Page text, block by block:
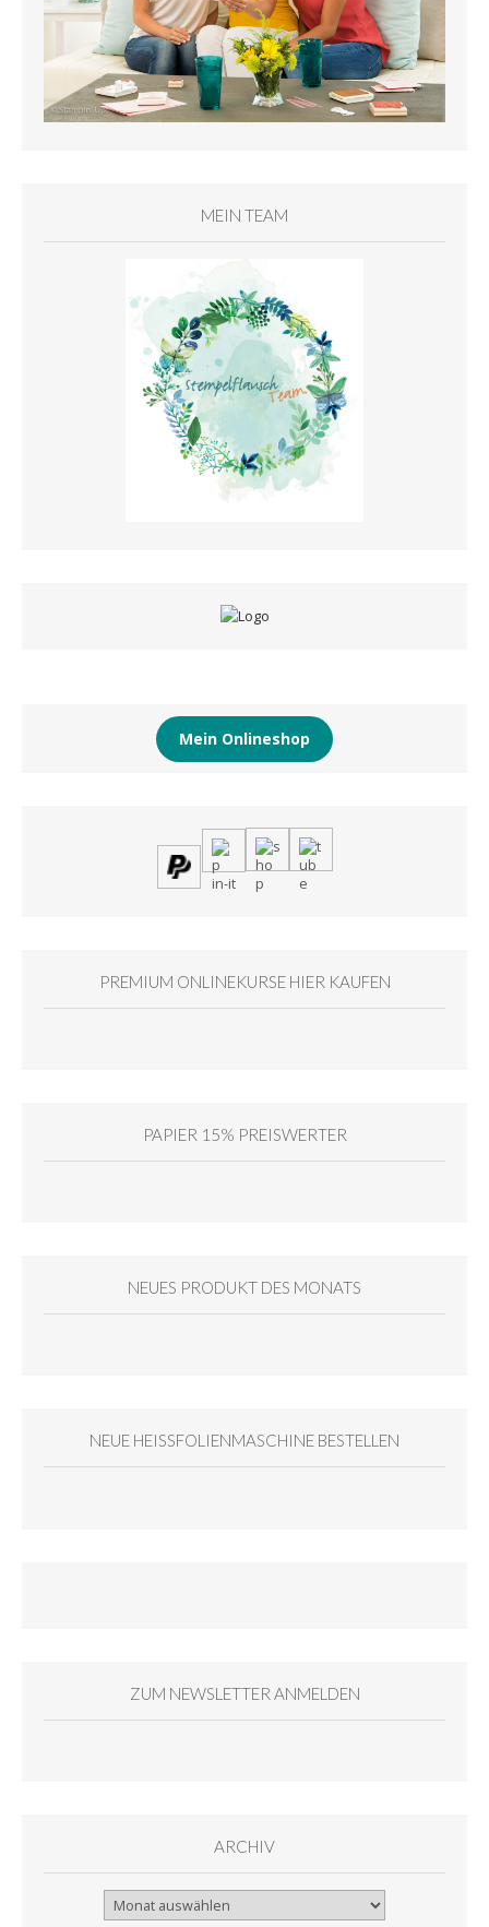
MEIN TEAM
Mein Onlineshop
PREMIUM ONLINEKURSE HIER KAUFEN
PAPIER 15% PREISWERTER
NEUES PRODUKT DES MONATS
NEUE HEISSFOLIENMASCHINE BESTELLEN
ZUM NEWSLETTER ANMELDEN
ARCHIV
Archiv